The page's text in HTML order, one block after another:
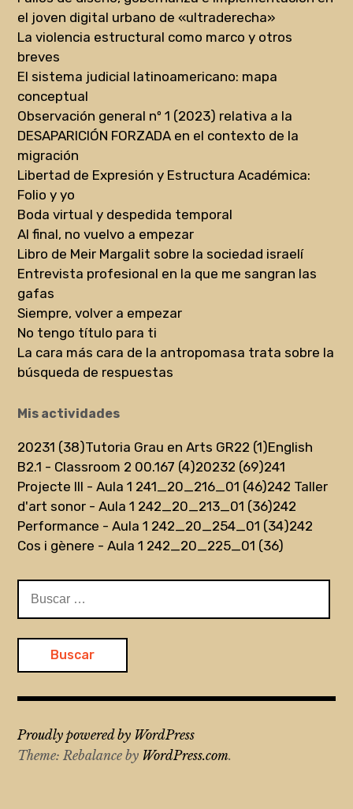
el joven digital urbano de «ultraderecha»
La violencia estructural como marco y otros
breves
El sistema judicial latinoamericano: mapa
conceptual
Observación general nº 1 (2023) relativa a la
DESAPARICIÓN FORZADA en el contexto de la
migración
Libertad de Expresión y Estructura Académica:
Folio y yo
Boda virtual y despedida temporal
Al final, no vuelvo a empezar
Libro de Meir Margalit sobre la sociedad israelí
Entrevista profesional en la que me sangran las
gafas
Siempre, volver a empezar
No tengo título para ti
La cara más cara de la antropomasa trata sobre la
búsqueda de respuestas
Mis actividades
20231 (38)Tutoria Grau en Arts GR22 (1)English
B2.1 - Classroom 2 00.167 (4)20232 (69)241
Projecte III - Aula 1 241_20_216_01 (46)242 Taller
d'art sonor - Aula 1 242_20_213_01 (36)242
Performance - Aula 1 242_20_254_01 (34)242
Cos i gènere - Aula 1 242_20_225_01 (36)
Proudly powered by WordPress
Theme: Rebalance by WordPress.com.